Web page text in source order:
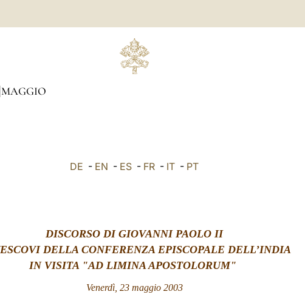
MAGGIO
DE - EN - ES - FR - IT - PT
DISCORSO DI GIOVANNI PAOLO II
DELLA CONFERENZA EPISCOPALE DELL’INDIA
IN VISITA "AD LIMINA APOSTOLORUM"
Venerdì, 23 maggio 2003